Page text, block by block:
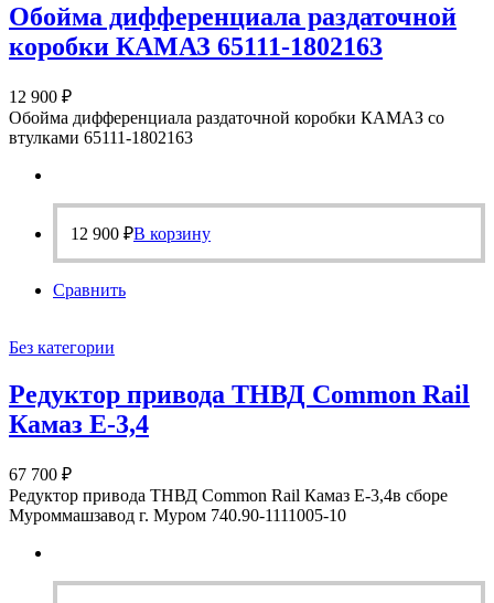
Обойма дифференциала раздаточной
коробки КАМАЗ 65111-1802163
12 900 ₽
Обойма дифференциала раздаточной коробки КАМАЗ со
втулками 65111-1802163
12 900 ₽В корзину
Сравнить
Без категории
Редуктор привода ТНВД Common Rail
Камаз Е-3,4
67 700 ₽
Редуктор привода ТНВД Common Rail Камаз Е-3,4в сборе
Муроммашзавод г. Муром 740.90-1111005-10